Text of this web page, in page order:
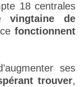
18 centrales
vingtaine de
fonctionnent
ses
trouver,